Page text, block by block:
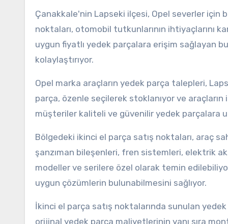
Çanakkale'nin Lapseki ilçesi, Opel severler için
noktaları, otomobil tutkunlarının ihtiyaçlarını
uygun fiyatlı yedek parçalara erişim sağlayan
kolaylaştırıyor.
Opel marka araçların yedek parça talepleri,
parça, özenle seçilerek stoklanıyor ve
müşteriler kaliteli ve güvenilir yedek parçalara
Bölgedeki ikinci el parça satış noktaları, araç
şanzıman bileşenleri, fren sistemleri, elektrik
modeller ve serilere özel olarak temin
uygun çözümlerin bulunabilmesini sağlıyor.
İkinci el parça satış noktalarında sunulan
orijinal yedek parça maliyetlerinin yanı sıra